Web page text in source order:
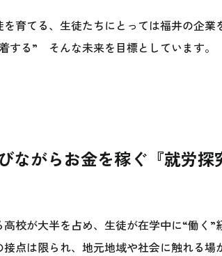
育てる、生徒たちにとっては福井の企業
る” そんな未来を目標としています。
がらお金を稼ぐ『就労探
校が大半を占め、生徒が在学中に“働く”
点は限られ、地元地域や社会に触れる場